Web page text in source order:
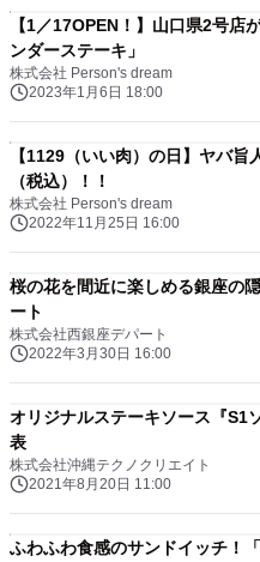
【1／17OPEN！】山口県2号店
ンダーステーキ」
株式会社 Person's dream
2023年1月6日 18:00
【1129（いい肉）の日】ヤバ
（税込）！！
株式会社 Person's dream
2022年11月25日 16:00
桜の花を間近に楽しめる銀座の
ート
株式会社西銀座デパート
2022年3月30日 16:00
オリジナルステーキソース『S1
表
株式会社沖縄テクノクリエイト
2021年8月20日 11:00
ふわふわ食感のサンドイッチ！